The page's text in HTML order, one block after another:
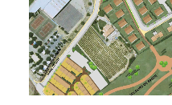
Étude D'impact